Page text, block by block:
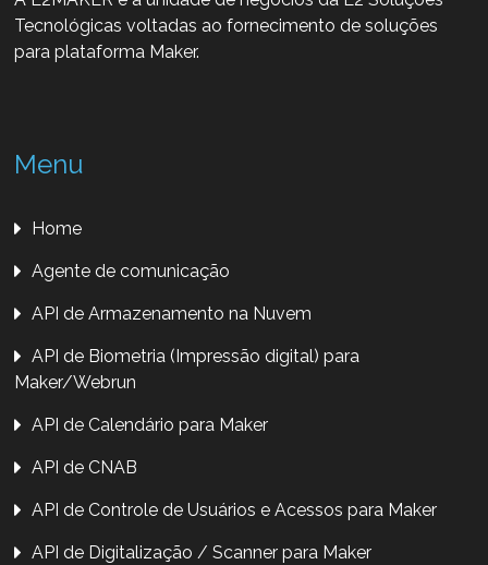
Tecnológicas voltadas ao fornecimento de soluções
para plataforma Maker.
Menu
Home
Agente de comunicação
API de Armazenamento na Nuvem
API de Biometria (Impressão digital) para
Maker/Webrun
API de Calendário para Maker
API de CNAB
API de Controle de Usuários e Acessos para Maker
API de Digitalização / Scanner para Maker